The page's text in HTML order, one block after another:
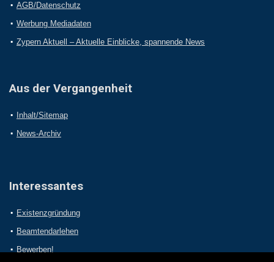
AGB/Datenschutz
Werbung Mediadaten
Zypern Aktuell – Aktuelle Einblicke, spannende News
Aus der Vergangenheit
Inhalt/Sitemap
News-Archiv
Interessantes
Existenzgründung
Beamtendarlehen
Bewerben!